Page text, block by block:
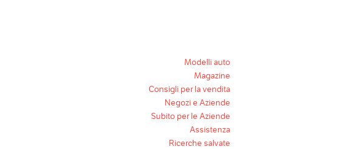
Modelli auto
Magazine
Consigli per la vendita
Negozi e Aziende
Subito per le Aziende
Assistenza
Ricerche salvate